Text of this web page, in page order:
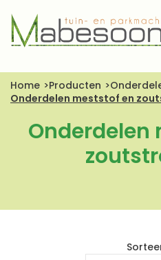
Home Producten
Onderdelen meststof en
Onderdelen